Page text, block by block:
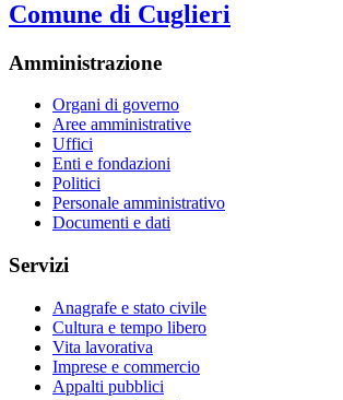
Comune di Cuglieri
Amministrazione
Organi di governo
Aree amministrative
Uffici
Enti e fondazioni
Politici
Personale amministrativo
Documenti e dati
Servizi
Anagrafe e stato civile
Cultura e tempo libero
Vita lavorativa
Imprese e commercio
Appalti pubblici